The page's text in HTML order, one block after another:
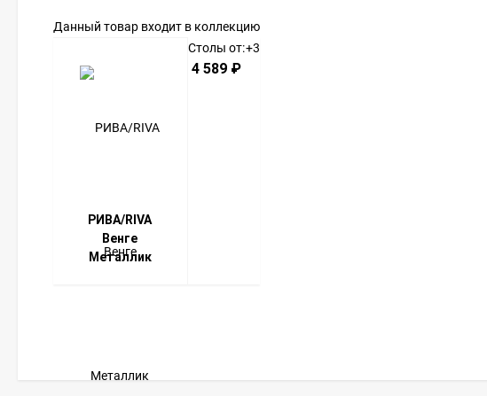
Данный товар входит в коллекцию
РИВА/RIVA
Венге
Металлик
Столы от:
4 589 ₽
+3